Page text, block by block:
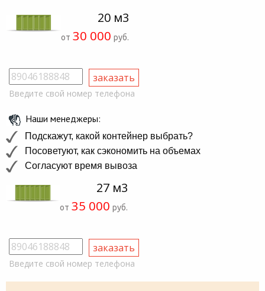
20 м3
от 30 000 руб.
Введите свой номер телефона
Наши менеджеры:
Подскажут, какой контейнер выбрать?
Посоветуют, как сэкономить на объемах
Согласуют время вывоза
27 м3
от 35 000 руб.
Введите свой номер телефона